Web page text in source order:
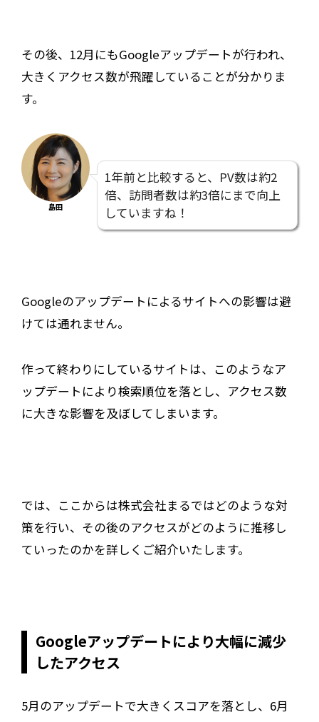
その後、12月にもGoogleアップデートが行われ、
大きくアクセス数が飛躍していることが分かりま
す。
島田
1年前と比較すると、PV数は約2
倍、訪問者数は約3倍にまで向上
していますね！
Googleのアップデートによるサイトへの影響は避
けては通れません。
作って終わりにしているサイトは、このようなア
ップデートにより検索順位を落とし、アクセス数
に大きな影響を及ぼしてしまいます。
では、ここからは株式会社まるではどのような対
策を行い、その後のアクセスがどのように推移し
ていったのかを詳しくご紹介いたします。
Googleアップデートにより大幅に減少
したアクセス
5月のアップデートで大きくスコアを落とし、6月